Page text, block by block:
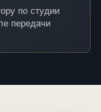
по студии
передачи